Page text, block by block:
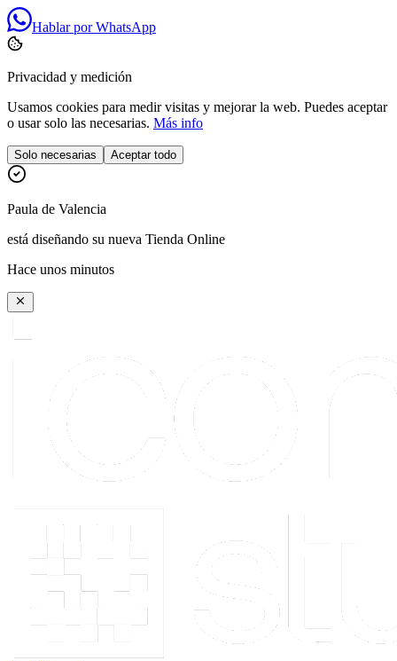
Hablar por WhatsApp
Privacidad y medición
Usamos cookies para medir visitas y mejorar la web. Puedes aceptar
o usar solo las necesarias. Más info
Solo necesarias Aceptar todo
Paula de Valencia
está diseñando su nueva Tienda Online
Hace unos minutos